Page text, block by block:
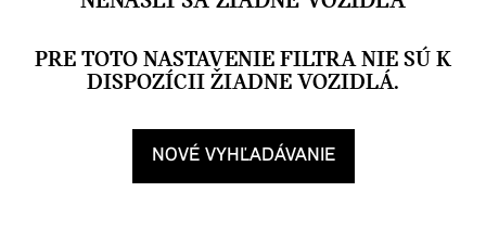
PRE TOTO NASTAVENIE FILTRA NIE SÚ K
DISPOZÍCII ŽIADNE VOZIDLÁ.
NOVÉ VYHĽADÁVANIE